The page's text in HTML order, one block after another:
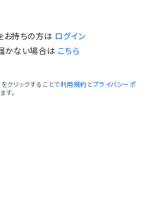
お持ちの方は ログイン
かない場合は こちら
クリックすることで利用規約 とプライバシーポ
す。